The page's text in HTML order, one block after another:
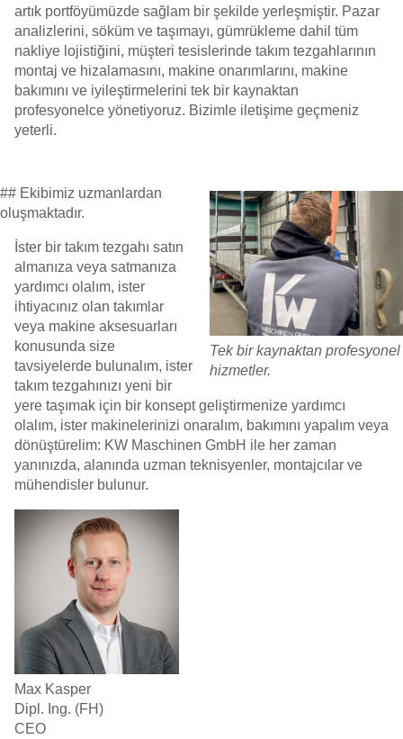
artık portföyümüzde sağlam bir şekilde yerleşmiştir. Pazar
analizlerini, söküm ve taşımayı, gümrükleme dahil tüm
nakliye lojistiğini, müşteri tesislerinde takım tezgahlarının
montaj ve hizalamasını, makine onarımlarını, makine
bakımını ve iyileştirmelerini tek bir kaynaktan
profesyonelce yönetiyoruz. Bizimle iletişime geçmeniz
yeterli.
Tek bir kaynaktan profesyonel
hizmetler.
## Ekibimiz uzmanlardan
oluşmaktadır.
İster bir takım tezgahı satın
almanıza veya satmanıza
yardımcı olalım, ister
ihtiyacınız olan takımlar
veya makine aksesuarları
konusunda size
tavsiyelerde bulunalım, ister
takım tezgahınızı yeni bir
yere taşımak için bir konsept geliştirmenize yardımcı
olalım, ister makinelerinizi onaralım, bakımını yapalım veya
dönüştürelim: KW Maschinen GmbH ile her zaman
yanınızda, alanında uzman teknisyenler, montajcılar ve
mühendisler bulunur.
Max Kasper
Dipl. Ing. (FH)
CEO